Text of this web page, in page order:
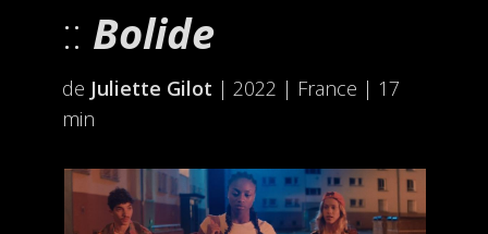
Bolide
de Juliette Gilot | 2022 | France | 17
min